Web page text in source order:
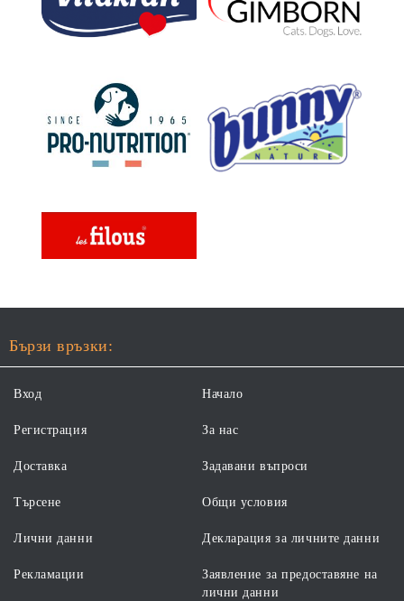
Бързи връзки:
Вход
Регистрация
Доставка
Търсене
Начало
За нас
Задавани въпроси
Общи условия
Лични данни
Рекламации
Декларация за личните данни
Заявление за предоставяне на
лични данни